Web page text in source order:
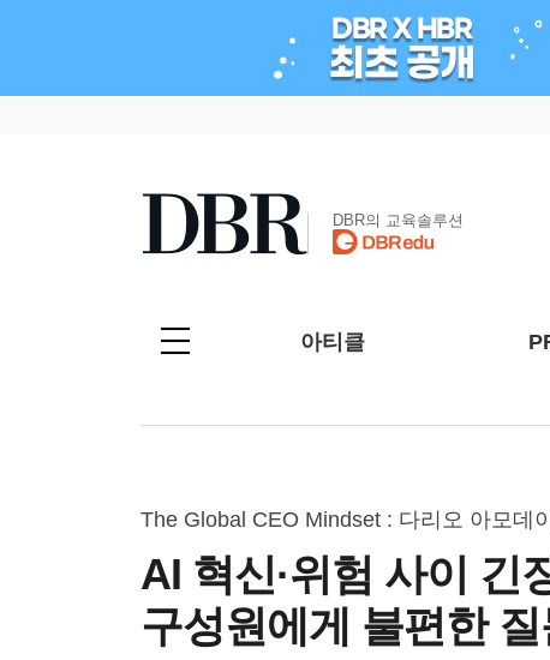
DBR의 교육솔루션
아티클
The Global CEO Mindset : 다리오 아모데
AI 혁신·위험 사이 긴
구성원에게 불편한